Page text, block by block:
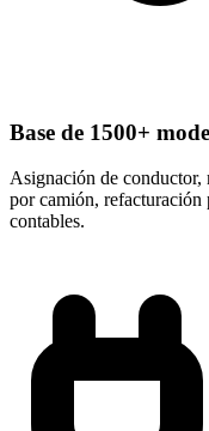
Base de 1500+
Asignación de
por camión,
contables.